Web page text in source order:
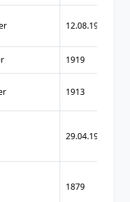
12.08.1911
1919
1913
29.04.1919
1879